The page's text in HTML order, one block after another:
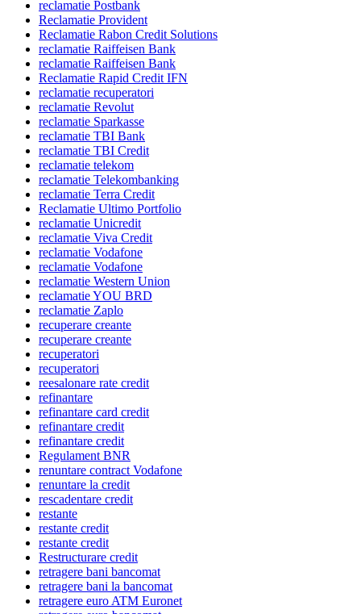
reclamatie Postbank
Reclamatie Provident
Reclamatie Rabon Credit Solutions
reclamatie Raiffeisen Bank
reclamatie Raiffeisen Bank
Reclamatie Rapid Credit IFN
reclamatie recuperatori
reclamatie Revolut
reclamatie Sparkasse
reclamatie TBI Bank
reclamatie TBI Credit
reclamatie telekom
reclamatie Telekombanking
reclamatie Terra Credit
Reclamatie Ultimo Portfolio
reclamatie Unicredit
reclamatie Viva Credit
reclamatie Vodafone
reclamatie Vodafone
reclamatie Western Union
reclamatie YOU BRD
reclamatie Zaplo
recuperare creante
recuperare creante
recuperatori
recuperatori
reesalonare rate credit
refinantare
refinantare card credit
refinantare credit
refinantare credit
Regulament BNR
renuntare contract Vodafone
renuntare la credit
rescadentare credit
restante
restante credit
restante credit
Restructurare credit
retragere bani bancomat
retragere bani la bancomat
retragere euro ATM Euronet